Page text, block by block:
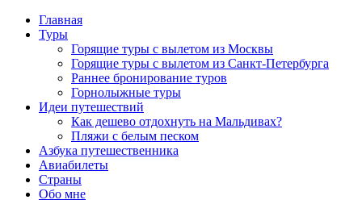
Главная
Туры
Горящие туры с вылетом из Москвы
Горящие туры с вылетом из Санкт-Петербурга
Раннее бронирование туров
Горнолыжные туры
Идеи путешествий
Как дешево отдохнуть на Мальдивах?
Пляжи с белым песком
Азбука путешественника
Авиабилеты
Страны
Обо мне